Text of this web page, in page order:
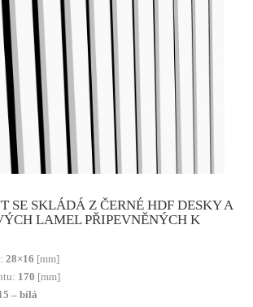
SE SKLÁDÁ Z ČERNÉ HDF DESKY A
LAMEL PŘIPEVNĚNÝCH K
28×16 [mm]
170 [mm]
– bílá